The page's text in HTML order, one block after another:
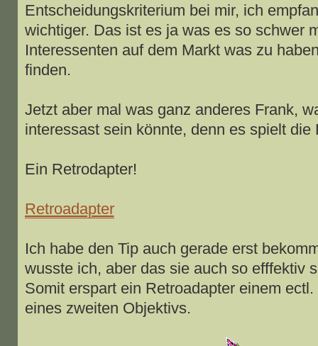
Entscheidungskriterium bei mir, ich
wichtiger. Das ist es ja was es so schwer
Interessenten auf dem Markt was zu
finden.
Jetzt aber mal was ganz anderes Frank,
interessast sein könnte, denn es spielt die
Ein Retrodapter!
Retroadapter
Ich habe den Tip auch gerade erst
wusste ich, aber das sie auch so efffektiv
Somit erspart ein Retroadapter einem
eines zweiten Objektivs.